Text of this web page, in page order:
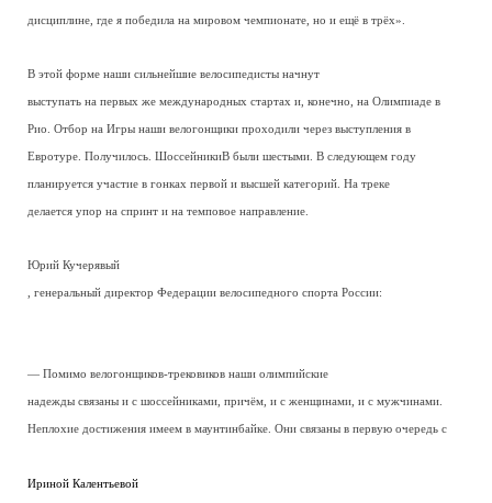
дисциплине, где я победила на мировом чемпионате, но и ещё в трёх».
В этой форме наши сильнейшие велосипедисты начнут
выступать на первых же международных стартах и, конечно, на Олимпиаде в
Рио. Отбор на Игры наши велогонщики проходили через выступления в
Евротуре. Получилось. ШоссейникиВ были шестыми. В следующем году
планируется участие в гонках первой и высшей категорий. На треке
делается упор на спринт и на темповое направление.
Юрий Кучерявый
, генеральный директор Федерации велосипедного спорта России:
— Помимо велогонщиков-трековиков наши олимпийские
надежды связаны и с шоссейниками, причём, и с женщинами, и с мужчинами.
Неплохие достижения имеем в маунтинбайке. Они связаны в первую очередь с
Ириной Калентьевой